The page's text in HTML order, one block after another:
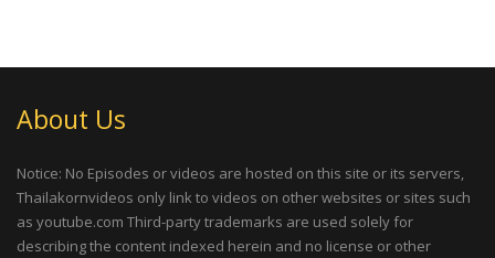
About Us
Notice: No Episodes or videos are hosted on this site or its servers,
Thailakornvideos only link to videos on other websites or sites such
as youtube.com Third-party trademarks are used solely for
describing the content indexed herein and no license or other